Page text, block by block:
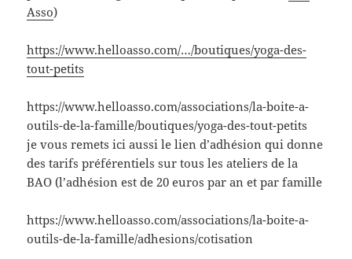
Asso)
https://www.helloasso.com/…/boutiques/yoga-des-
tout-petits
https://www.helloasso.com/associations/la-boite-a-
outils-de-la-famille/boutiques/yoga-des-tout-petits
je vous remets ici aussi le lien d’adhésion qui donne
des tarifs préférentiels sur tous les ateliers de la
BAO (l’adhésion est de 20 euros par an et par famille
https://www.helloasso.com/associations/la-boite-a-
outils-de-la-famille/adhesions/cotisation